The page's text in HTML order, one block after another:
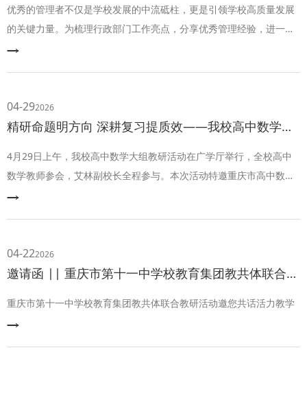
优秀的管理者不仅是学校发展的中流砥柱，更是引领学校高质量发展
的关键力量。为梳理行政部门工作亮点，分享优秀管理经验，进一步
加强各部门间的学习交流，学校每周三常态化举行“行政管理微分
04-292026
精研命题明方向 深耕复习提质效——我校高中数学组开展教研活动
4月29日上午，我校高中数学大组教研活动在广学厅举行，全校高中
数学教师参会，艾林副校长全程参与。本次活动特邀重庆市高中数学
教研员熊丙章博士作专题讲座，为高三备考与数学教学指明方向。
04-222026
邀请函 || 重庆市第十一中学校教育集团教共体联合教研活动邀您共话活力教学
重庆市第十一中学校教育集团教共体联合教研活动邀您共话活力教学